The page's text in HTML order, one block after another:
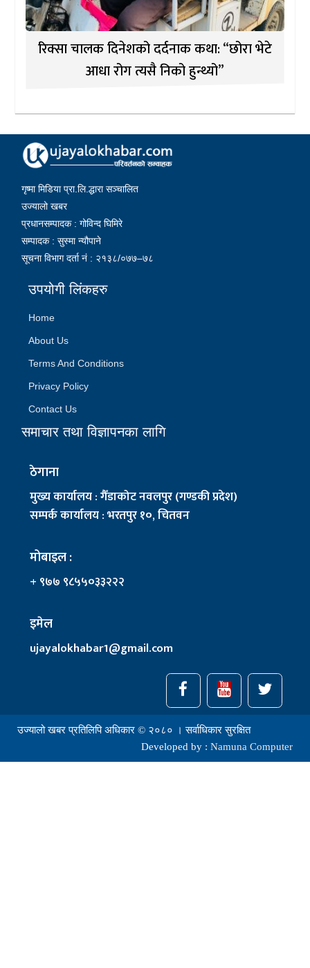
रिक्सा चालक दिनेशको दर्दनाक कथा: “छोरा भेटे
आधा रोग त्यसै निको हुन्थ्यो”
गृष्मा मिडिया प्रा.लि.द्धारा सञ्चालित
उज्यालो खबर
प्रधानसम्पादक : गोविन्द घिमिरे
सम्पादक : सुस्मा न्यौपाने
सूचना विभाग दर्ता नं : २१३८/०७७–७८
उपयोगी लिंकहरु
Home
About Us
Terms And Conditions
Privacy Policy
Contact Us
समाचार तथा विज्ञापनका लागि
ठेगाना
मुख्य कार्यालय : गैँडाकोट नवलपुर (गण्डकी प्रदेश)
सम्पर्क कार्यालय : भरतपुर १०, चितवन
मोबाइल :
+ ९७७ ९८५५०३३२२२
इमेल
ujayalokhabar1@gmail.com
उज्यालो खबर प्रतिलिपि अधिकार © २०८० । सर्वाधिकार सुरक्षित
Developed by : Namuna Computer